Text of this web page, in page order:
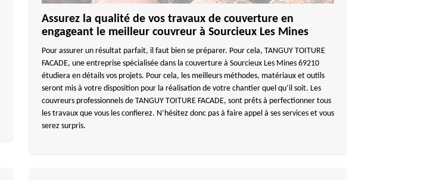
Assurez la qualité de vos travaux de couverture en
engageant le meilleur couvreur à Sourcieux Les Mines
Pour assurer un résultat parfait, il faut bien se préparer. Pour cela, TANGUY TOITURE
FACADE, une entreprise spécialisée dans la couverture à Sourcieux Les Mines 69210
étudiera en détails vos projets. Pour cela, les meilleurs méthodes, matériaux et outils
seront mis à votre disposition pour la réalisation de votre chantier quel qu’il soit. Les
couvreurs professionnels de TANGUY TOITURE FACADE, sont prêts à perfectionner tous
les travaux que vous les confierez. N’hésitez donc pas à faire appel à ses services et vous
serez surpris.